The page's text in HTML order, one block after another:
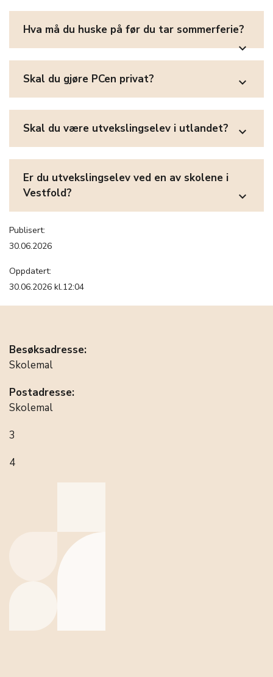
Hva må du huske på før du tar sommerferie?
expand_more
Skal du gjøre PCen privat? expand_more
Skal du være utvekslingselev i utlandet? expand_more
Er du utvekslingselev ved en av skolene i
Vestfold?
expand_more
Publisert:
30.06.2026
Oppdatert:
30.06.2026 kl.12:04
Besøksadresse:
Skolemal
Postadresse:
Skolemal
3
4